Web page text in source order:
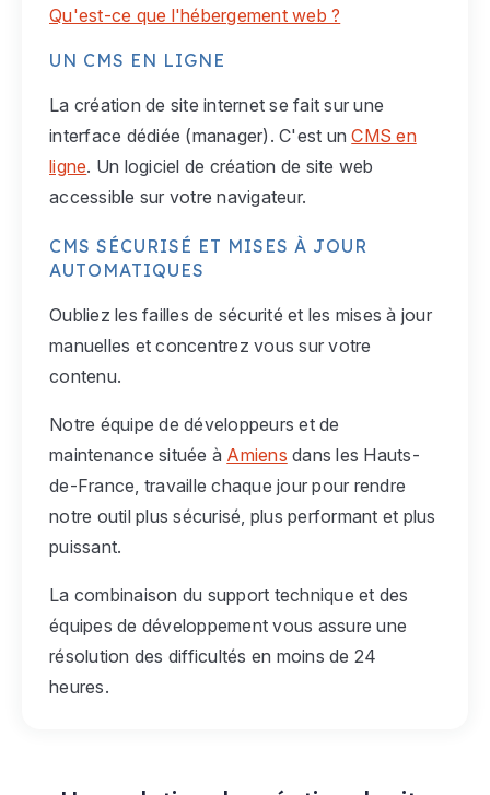
Qu'est-ce que l'hébergement web ?
UN CMS EN LIGNE
La création de site internet se fait sur une
interface dédiée (manager). C'est unCMS en
ligne. Un logiciel de création de site web
accessible sur votre navigateur.
CMS SÉCURISÉ ET MISES À JOUR
AUTOMATIQUES
Oubliez les failles de sécurité et les mises à jour
manuelles et concentrez vous sur votre
contenu.
Notre équipe de développeurs et de
maintenance située à Amiens dans les Hauts-
de-France, travaille chaque jour pour rendre
notre outil plus sécurisé, plus performant et plus
puissant.
La combinaison du support technique et des
équipes de développement vous assure une
résolution des difficultés en moins de 24
heures.